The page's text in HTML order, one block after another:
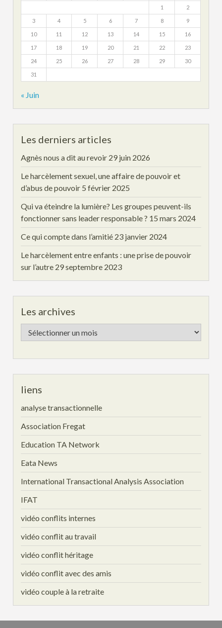
1 2
3 4 5 6 7 8 9
10 11 12 13 14 15 16
17 18 19 20 21 22 23
24 25 26 27 28 29 30
31
« Juin
Les derniers articles
Agnès nous a dit au revoir 29 juin 2026
Le harcèlement sexuel, une affaire de pouvoir et
d’abus de pouvoir 5 février 2025
Qui va éteindre la lumière? Les groupes peuvent-ils
fonctionner sans leader responsable ? 15 mars 2024
Ce qui compte dans l’amitié 23 janvier 2024
Le harcèlement entre enfants : une prise de pouvoir
sur l’autre 29 septembre 2023
Les archives
Les
archives
liens
analyse transactionnelle
Association Fregat
Education TA Network
Eata News
International Transactional Analysis Association
IFAT
vidéo conflits internes
vidéo conflit au travail
vidéo conflit héritage
vidéo conflit avec des amis
vidéo couple à la retraite